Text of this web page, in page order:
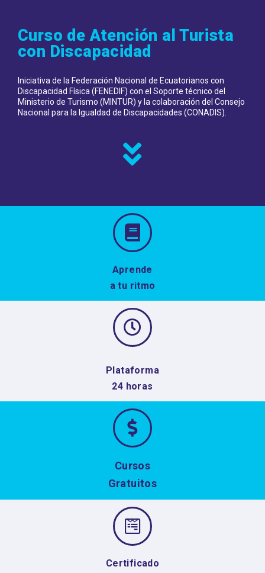
Curso de Atención al Turista
con Discapacidad
Iniciativa de la Federación Nacional de Ecuatorianos con
Discapacidad Física (FENEDIF) con el Soporte técnico del
Ministerio de Turismo (MINTUR) y la colaboración del Consejo
Nacional para la Igualdad de Discapacidades (CONADIS).
Aprende
a tu ritmo
Plataforma
24 horas
Cursos
Gratuitos
Certificado